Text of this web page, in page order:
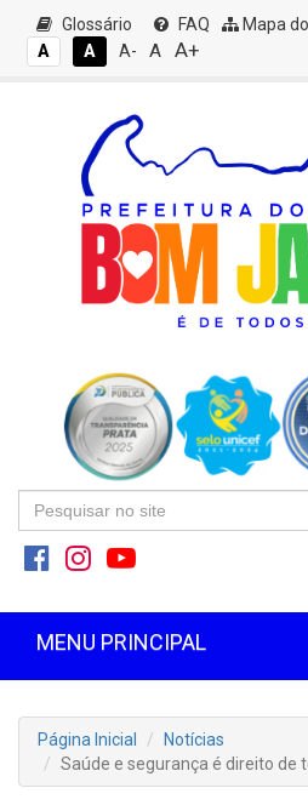
Glossário FAQ Mapa
A
A A- A A+
MENU PRINCIPAL
Página Inicial
Notícias
Saúde e segurança é direito de